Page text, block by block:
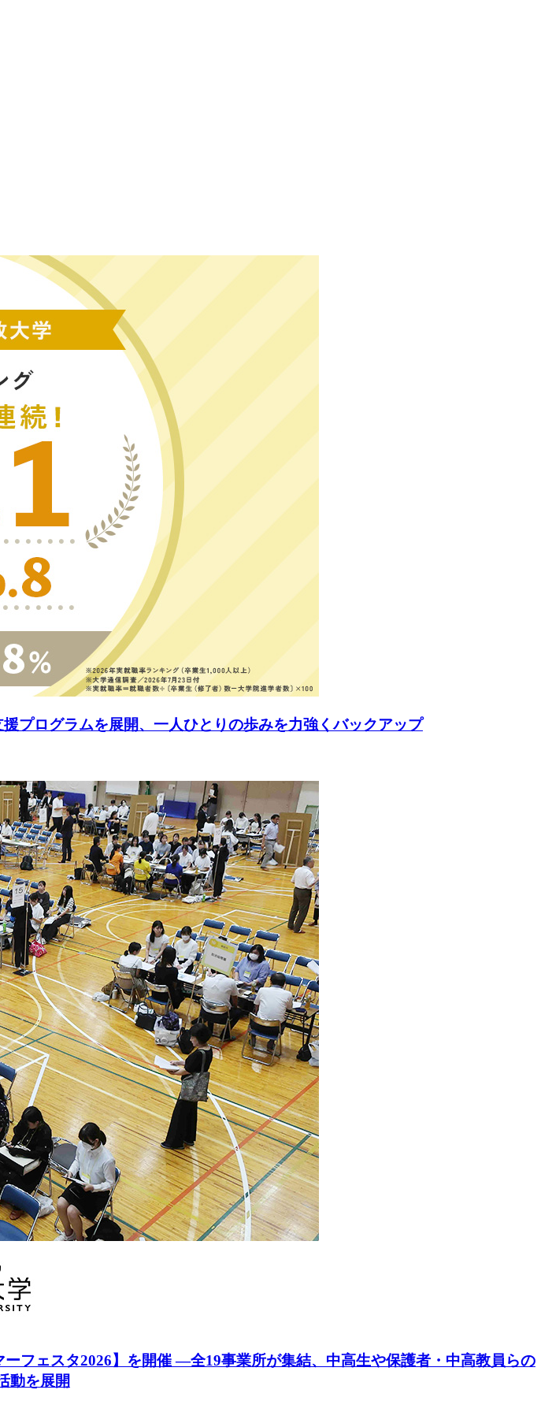
プログラムを展開、一人ひとりの歩みを力強くバックアップ
フェスタ2026】を開催 ―全19事業所が集結、中高生や保護者・中高教員らの
動を展開